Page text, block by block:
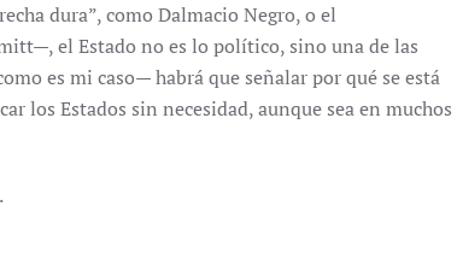
dura”, como Dalmacio Negro, o el
el Estado no es lo político, sino una de las
es mi caso— habrá que señalar por qué se está
los Estados sin necesidad, aunque sea en muchos